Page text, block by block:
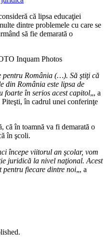
că lipsa educaţiei
dintre problemele cu care se
să fie demarată o
Inquam Photos
pentru România (…). Să ştiţi că
din România este lipsa de
foarte în serios acest capitol„, a
în cadrul unei conferinţe
că în toamnă va fi demarată o
în şcoli.
începe viitorul an şcolar, vom
juridică la nivel naţional. Acest
fiecare dintre noi„, a